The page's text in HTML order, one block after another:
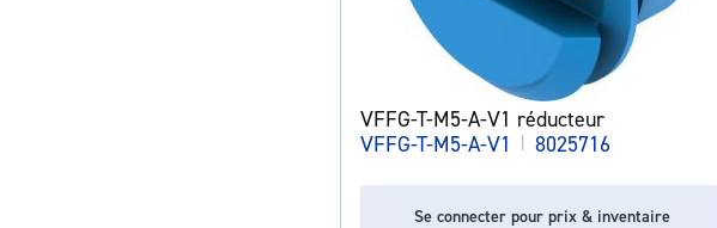
VFFG-T-M5-A-V1 réducteur
VFFG-T-M5-A-V1
| 8025716
Se connecter pour prix & inventaire